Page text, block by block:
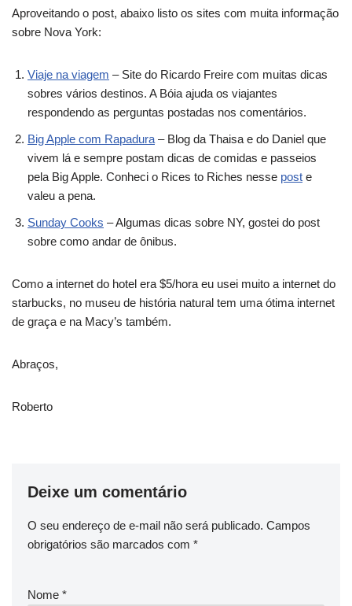
Aproveitando o post, abaixo listo os sites com muita informação
sobre Nova York:
Viaje na viagem – Site do Ricardo Freire com muitas dicas
sobres vários destinos. A Bóia ajuda os viajantes
respondendo as perguntas postadas nos comentários.
Big Apple com Rapadura – Blog da Thaisa e do Daniel que
vivem lá e sempre postam dicas de comidas e passeios
pela Big Apple. Conheci o Rices to Riches nesse post e
valeu a pena.
Sunday Cooks – Algumas dicas sobre NY, gostei do post
sobre como andar de ônibus.
Como a internet do hotel era $5/hora eu usei muito a internet do
starbucks, no museu de história natural tem uma ótima internet
de graça e na Macy’s também.
Abraços,
Roberto
Deixe um comentário
O seu endereço de e-mail não será publicado. Campos
obrigatórios são marcados com *
Nome *